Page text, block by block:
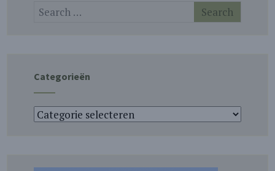
Categorieën
Categorieën